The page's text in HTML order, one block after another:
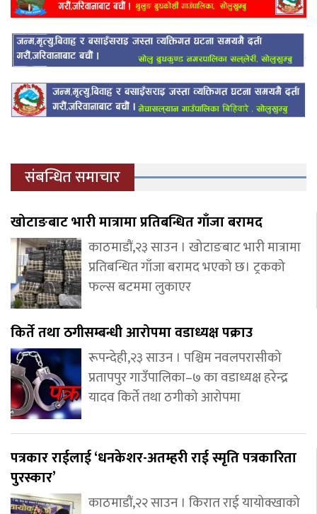
संबन्धित समाचार
खोटाङबाट भारी मात्रामा प्रतिबन्धित गाँजा बरामद
काठमाडौं,२३ साउन । खोटाङबाट भारी मात्रामा
प्रतिबन्धित गाँजा बरामद भएको छ। ट्रकको
फल्स बटममा लुकाएर
किर्ते तथा ठगीसम्बन्धी आरोपमा वडाध्यक्ष पक्राउ
रूपन्देही,२३ साउन । पश्चिम नवलपरासीको
प्रतापपुर गाउँपालिका–७ का वडाध्यक्ष हरेन्द्र
यादव किर्ते तथा ठगीको आरोपमा
पत्रकार राईलाई ‘धनकेशर-अतम्हरी राई स्मृति पत्रकारिता
पुरस्कार’
काठमाडौं,२२ साउन । किरात राई यायोक्खाको